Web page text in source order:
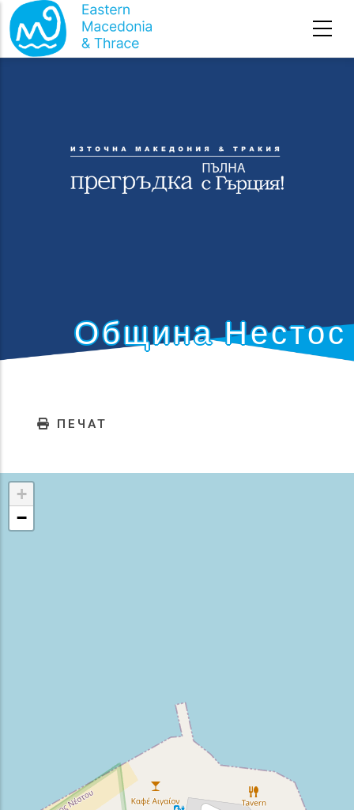
Премини към основното съдържание
Община Нестос
ПЕЧАТ
+
−